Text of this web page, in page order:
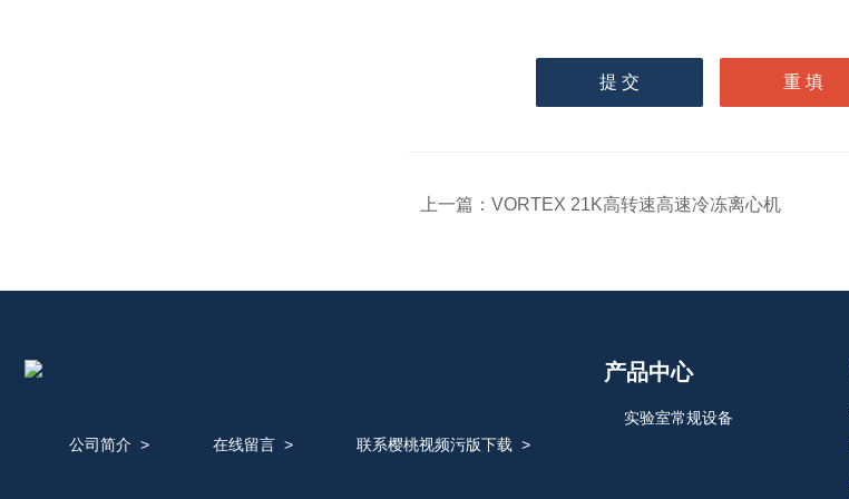
输入计算结果（填写阿拉
上一篇： VORTEX 21K高转速高速冷冻离心机
公司简介 > 在线留言> 联系樱桃视频污版下载 >
产品中心
实验室常规设备